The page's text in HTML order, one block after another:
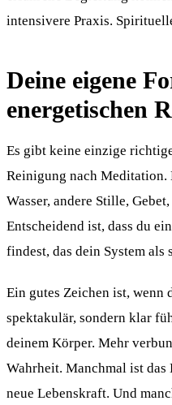
intensivere Praxis.
Deine eigene
energetischen
Es gibt keine einzige
Reinigung nach Meditation.
Wasser, andere Stille,
Entscheidend ist, dass du
findest, das dein System
Ein gutes Zeichen ist, wenn
spektakulär, sondern klar
deinem Körper. Mehr
Wahrheit. Manchmal ist
neue Lebenskraft. Und